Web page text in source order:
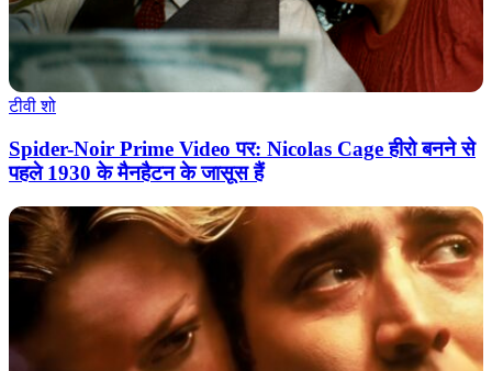
टीवी शो
Spider-Noir Prime Video पर: Nicolas Cage हीरो बनने से
पहले 1930 के मैनहैटन के जासूस हैं